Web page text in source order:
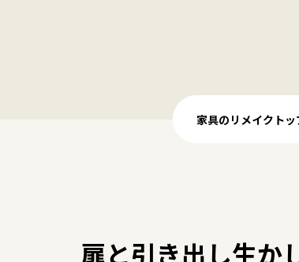
家具のリメイクトッ
扉と引き出し生か